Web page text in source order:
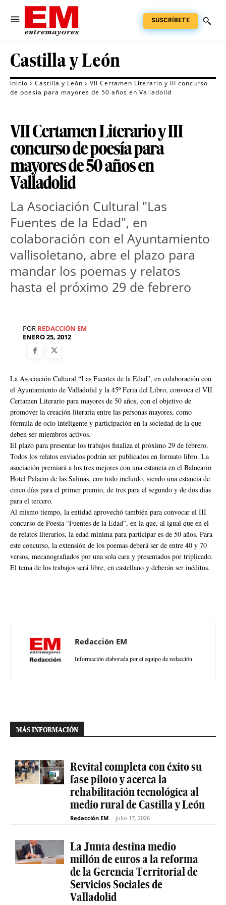
SUSCRÍBETE
Castilla y León
Inicio Castilla y León
VII Certamen Literario y III concurso
de poesía para mayores de 50 años en Valladolid
VII Certamen Literario y III
concurso de poesía para
mayores de 50 años en
Valladolid
La Asociación Cultural "Las
Fuentes de la Edad", en
colaboración con el Ayuntamiento
vallisoletano, abre el plazo para
mandar los poemas y relatos
hasta el próximo 29 de febrero
POR REDACCIÓN EM
ENERO 25, 2012
La Asociación Cultural “Las Fuentes de la Edad”, en colaboración con
el Ayuntamiento de Valladolid y la 45º Feria del Libro, convoca el VII
Certamen Literario para mayores de 50 años, con el objetivo de
promover la creación literaria entre las personas mayores, como
fórmula de ocio inteligente y participación en la sociedad de la que
deben ser miembros activos.
El plazo para presentar los trabajos finaliza el próximo 29 de febrero.
Todos los relatos enviados podrán ser publicados en formato libro. La
asociación premiará a los tres mejores con una estancia en el Balneario
Hotel Palacio de las Salinas, con todo incluido, siendo una estancia de
cinco días para el primer premio, de tres para el segundo y de dos días
para el tercero.
Al mismo tiempo, la entidad aprovechó también para convocar el III
concurso de Poesía “Fuentes de la Edad”, en la que, al igual que en el
de relatos literarios, la edad mínima para participar es de 50 años. Para
este concurso, la extensión de los poemas deberá ser de entre 40 y 70
versos, mecanografiados por una sola cara y presentados por triplicado.
El tema de los trabajos será libre, en castellano y deberán ser inéditos.
Redacción EM
Información elaborada por el equipo de redacción.
MÁS INFORMACIÓN
Revital completa con éxito su
fase piloto y acerca la
rehabilitación tecnológica al
medio rural de Castilla y León
Redacción EM - julio 17, 2026
La Junta destina medio
millón de euros a la reforma
de la Gerencia Territorial de
Servicios Sociales de
Valladolid